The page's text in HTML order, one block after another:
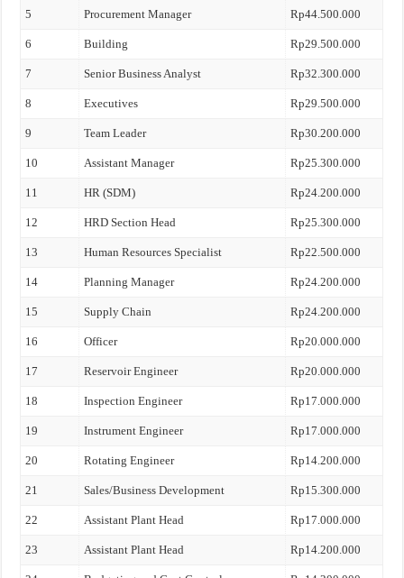
5 Procurement Manager Rp44.500.000
6 Building Rp29.500.000
7 Senior Business Analyst Rp32.300.000
8 Executives Rp29.500.000
9 Team Leader Rp30.200.000
10 Assistant Manager Rp25.300.000
11 HR (SDM) Rp24.200.000
12 HRD Section Head Rp25.300.000
13 Human Resources Specialist Rp22.500.000
14 Planning Manager Rp24.200.000
15 Supply Chain Rp24.200.000
16 Officer Rp20.000.000
17 Reservoir Engineer Rp20.000.000
18 Inspection Engineer Rp17.000.000
19 Instrument Engineer Rp17.000.000
20 Rotating Engineer Rp14.200.000
21 Sales/Business Development Rp15.300.000
22 Assistant Plant Head Rp17.000.000
23 Assistant Plant Head Rp14.200.000